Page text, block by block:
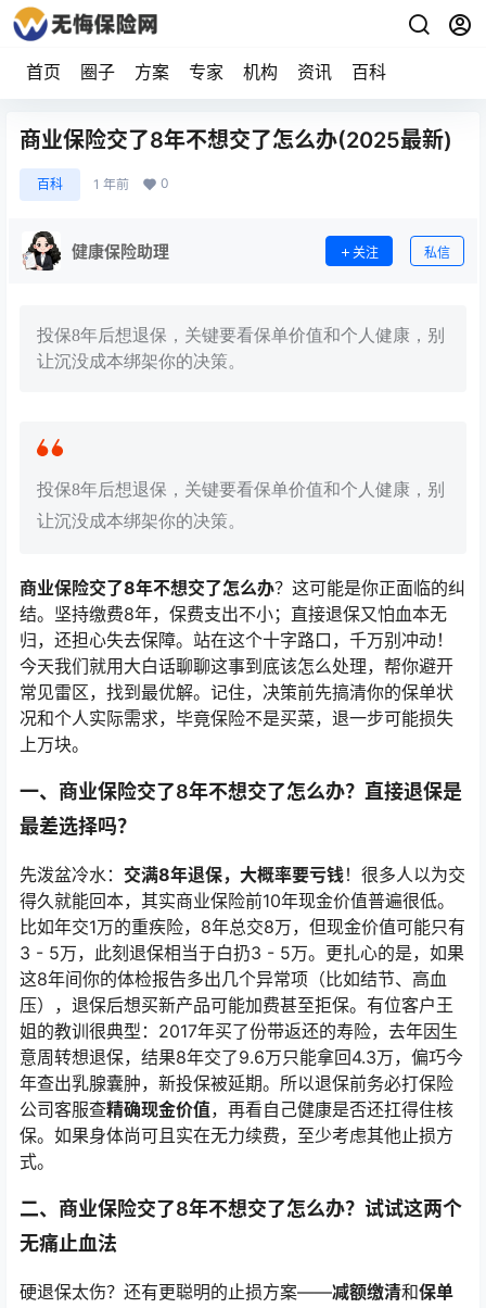
首页 圈子 方案 专家 机构 资讯 百科
商业保险交了8年不想交了怎么办(2025最新)
百科 1 年前 0
健康保险助理 关注 私信
投保8年后想退保，关键要看保单价值和个人健康，别
让沉没成本绑架你的决策。
投保8年后想退保，关键要看保单价值和个人健康，别
让沉没成本绑架你的决策。
商业保险交了8年不想交了怎么办？这可能是你正面临的纠
结。坚持缴费8年，保费支出不小；直接退保又怕血本无
归，还担心失去保障。站在这个十字路口，千万别冲动！
今天我们就用大白话聊聊这事到底该怎么处理，帮你避开
常见雷区，找到最优解。记住，决策前先搞清你的保单状
况和个人实际需求，毕竟保险不是买菜，退一步可能损失
上万块。
一、商业保险交了8年不想交了怎么办？直接退保是
最差选择吗？
先泼盆冷水： 交满8年退保，大概率要亏钱！很多人以为交
得久就能回本，其实商业保险前10年现金价值普遍很低。
比如年交1万的重疾险，8年总交8万，但现金价值可能只有
3 - 5万，此刻退保相当于白扔3 - 5万。更扎心的是，如果
这8年间你的体检报告多出几个异常项（比如结节、高血
压），退保后想买新产品可能加费甚至拒保。有位客户王
姐的教训很典型：2017年买了份带返还的寿险，去年因生
意周转想退保，结果8年交了9.6万只能拿回4.3万，偏巧今
年查出乳腺囊肿，新投保被延期。所以退保前务必打保险
公司客服查精确现金价值，再看自己健康是否还扛得住核
保。如果身体尚可且实在无力续费，至少考虑其他止损方
式。
二、商业保险交了8年不想交了怎么办？试试这两个
无痛止血法
硬退保太伤？还有更聪明的止损方案——减额缴清和保单